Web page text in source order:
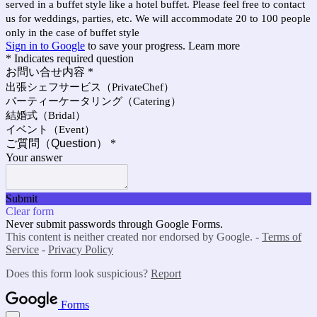
served in a buffet style like a hotel buffet. Please feel free to contact
us for weddings, parties, etc. We will accommodate 20 to 100 people
only in the case of buffet style
Sign in to Google to save your progress. Learn more
* Indicates required question
お問い合せ内容 *
出張シェフサービス（PrivateChef）
パーティーケータリング（Catering）
結婚式（Bridal）
イベント（Event）
ご質問（Question）
*
Your answer
Submit
Clear form
Never submit passwords through Google Forms.
This content is neither created nor endorsed by Google. - Terms of
Service - Privacy Policy
Does this form look suspicious? Report
Forms